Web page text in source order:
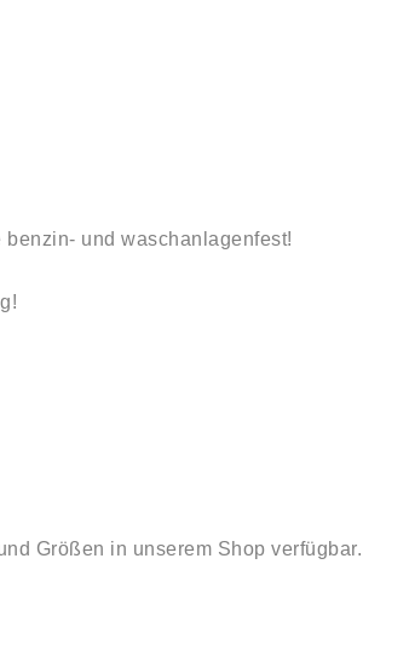
benzin- und waschanlagenfest!
Größen in unserem Shop verfügbar.